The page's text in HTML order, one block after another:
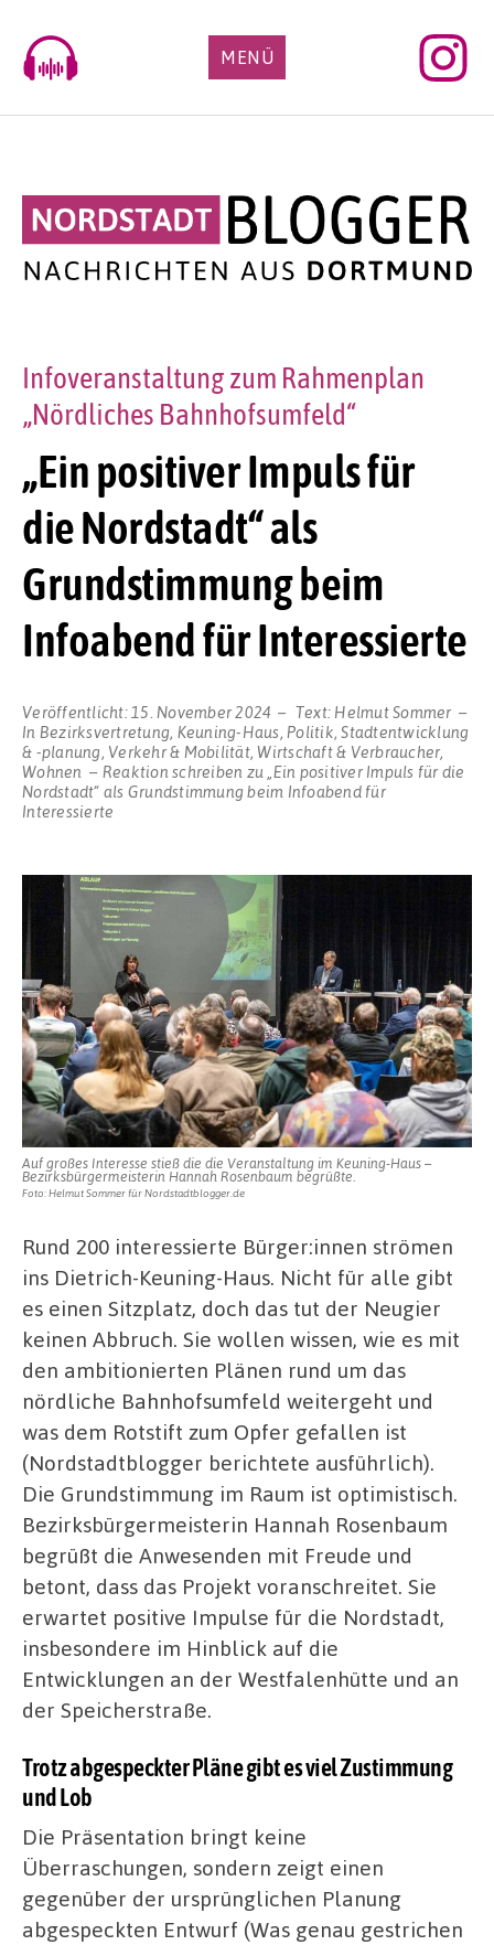
content
MENÜ
„Ein positiver Impuls für
die Nordstadt“ als
Grundstimmung beim
Infoabend für Interessierte
Infoveranstaltung zum Rahmenplan
„Nördliches Bahnhofsumfeld“
Veröffentlicht: 15. November 2024 Text: Helmut Sommer
In Bezirksvertretung, Keuning-Haus, Politik,Stadtentwicklung
& -planung, Verkehr & Mobilität,Wirtschaft & Verbraucher,
Wohnen
Reaktion schreiben zu „Ein positiver Impuls für die
Nordstadt“ als Grundstimmung beim Infoabend für
Interessierte
Auf großes Interesse stieß die die Veranstaltung im Keuning-Haus –
Bezirksbürgermeisterin Hannah Rosenbaum begrüßte.
Foto: Helmut Sommer für Nordstadtblogger.de
Rund 200 interessierte Bürger:innen strömen
ins Dietrich-Keuning-Haus. Nicht für alle gibt
es einen Sitzplatz, doch das tut der Neugier
keinen Abbruch. Sie wollen wissen, wie es mit
den ambitionierten Plänen rund um das
nördliche Bahnhofsumfeld weitergeht und
was dem Rotstift zum Opfer gefallen ist
(Nordstadtblogger berichtete ausführlich).
Die Grundstimmung im Raum ist optimistisch.
Bezirksbürgermeisterin Hannah Rosenbaum
begrüßt die Anwesenden mit Freude und
betont, dass das Projekt voranschreitet. Sie
erwartet positive Impulse für die Nordstadt,
insbesondere im Hinblick auf die
Entwicklungen an der Westfalenhütte und an
der Speicherstraße.
Trotz abgespeckter Pläne gibt es viel Zustimmung
und Lob
Die Präsentation bringt keine
Überraschungen, sondern zeigt einen
gegenüber der ursprünglichen Planung
abgespeckten Entwurf (Was genau gestrichen